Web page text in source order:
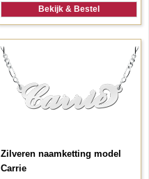
Bekijk & Bestel
Zilveren naamketting model
Carrie